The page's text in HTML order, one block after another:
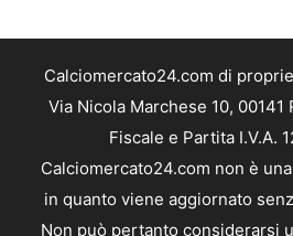
Calciomercato24.com di
Via Nicola Marchese 10, 00141
Fiscale e Partita I.V.A.
Calciomercato24.com non è
in quanto viene aggiornato
Non può pertanto considerarsi